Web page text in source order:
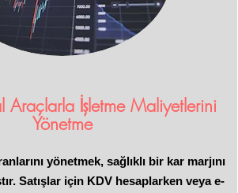
Araçlarla İşletme Maliyetlerini
Yönetme
yönetmek, sağlıklı bir kar marjını
Satışlar için KDV hesaplarken veya e-